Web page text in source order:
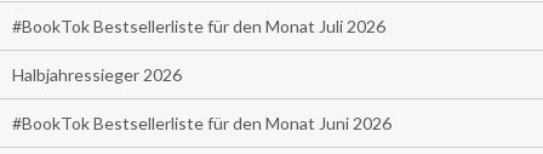
#BookTok Bestsellerliste für den Monat Juli 2026
Halbjahressieger 2026
#BookTok Bestsellerliste für den Monat Juni 2026